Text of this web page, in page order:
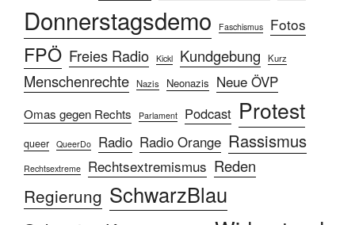
Donnerstagsdemo Faschismus Fotos
FPÖ Freies Radio Kickl Kundgebung Kurz
Menschenrechte Nazis Neonazis Neue ÖVP
Omas gegen Rechts Parlament Podcast Protest
queer QueerDo Radio Radio Orange Rassismus
Rechtsextreme Rechtsextremismus Reden
Regierung SchwarzBlau